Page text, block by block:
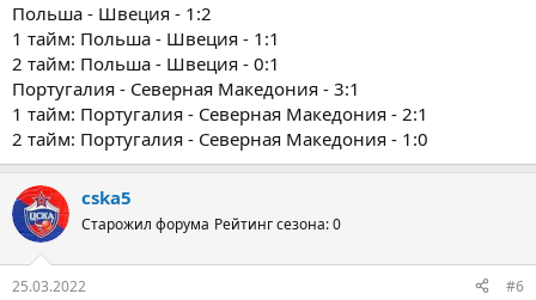
Польша - Швеция - 1:2
1 тайм: Польша - Швеция - 1:1
2 тайм: Польша - Швеция - 0:1
Португалия - Северная Македония - 3:1
1 тайм: Португалия - Северная Македония - 2:1
2 тайм: Португалия - Северная Македония - 1:0
cska5
Старожил форума Рейтинг сезона: 0
25.03.2022 #6